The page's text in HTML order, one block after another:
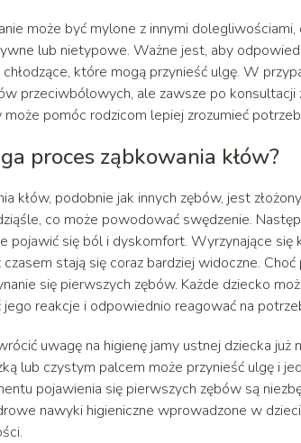
może być mylone z innymi
lub nietypowe. Ważne jest, aby
które mogą przynieść ulgę. W
przeciwbólowych, ale zawsze po
może pomóc rodzicom lepiej zrozumieć
proces ząbkowania kłów?
kłów, podobnie jak innych zębów, jest
co może powodować swędzenie.
pojawić się ból i dyskomfort. Wyrzynające się
czasem stają się coraz bardziej widoczne.
się pierwszych zębów. Każde dziecko
reakcje i odpowiednio reagować na
uwagę na higienę jamy ustnej dziecka już
lub czystym palcem może przynieść ulgę i
pojawienia się pierwszych zębów są
nawyki higieniczne wprowadzone w